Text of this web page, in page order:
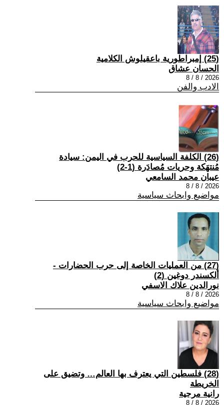
(25) إمبراطورية باعقيلوش الكلامية
الحسان عشاق
2026 / 8 / 8
الادب والفن
(26) الكلفة السياسية للحرب في اليمن: سيادة
مُنتهَكة وحريات مُصادَرة (1-2)
عيبان محمد السامعي
2026 / 8 / 8
مواضيع وابحاث سياسية
(27) من العمليات الخاصة إلى حرب الحضارات -
ألكسندر دوغين (2)
نورالدين علاك الاسفي
2026 / 8 / 8
مواضيع وابحاث سياسية
(28) فلسطين التي يعترف بها العالم… وتضيق على
الخريطة
رانية مرجية
2026 / 8 / 8